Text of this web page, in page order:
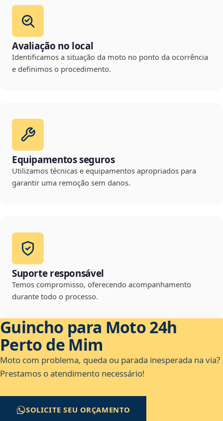
Avaliação no local
Identificamos a situação da moto no ponto da ocorrência
e definimos o procedimento.
Equipamentos seguros
Utilizamos técnicas e equipamentos apropriados para
garantir uma remoção sem danos.
Suporte responsável
Temos compromisso, oferecendo acompanhamento
durante todo o processo.
Guincho para Moto 24h
Perto de Mim
Moto com problema, queda ou parada inesperada na via?
Prestamos o atendimento necessário!
SOLICITE SEU ORÇAMENTO